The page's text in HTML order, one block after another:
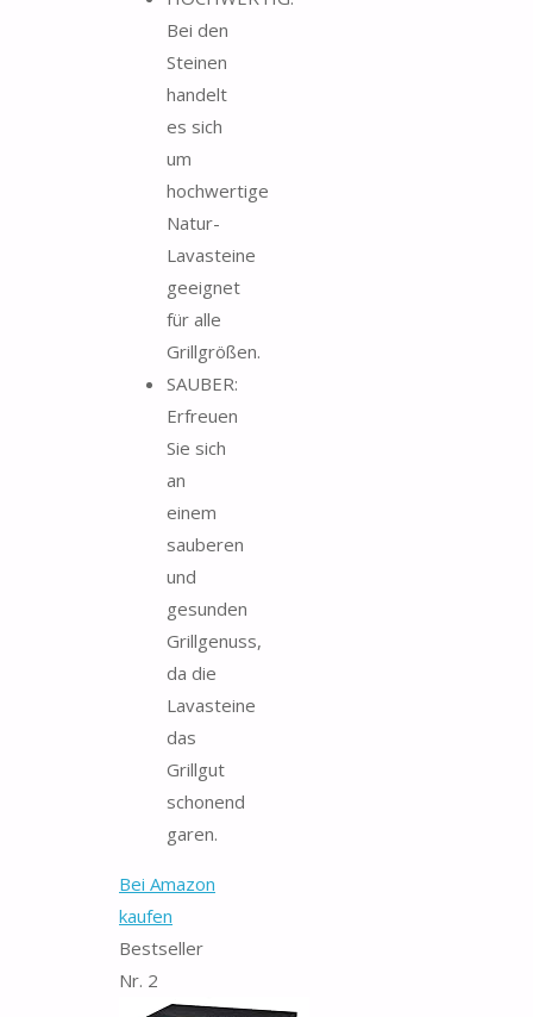
Bei den
Steinen
handelt
es sich
um
hochwertige
Natur-
Lavasteine
geeignet
für alle
Grillgrößen.
SAUBER:
Erfreuen
Sie sich
an
einem
sauberen
und
gesunden
Grillgenuss,
da die
Lavasteine
das
Grillgut
schonend
garen.
Bei Amazon
kaufen
Bestseller
Nr. 2